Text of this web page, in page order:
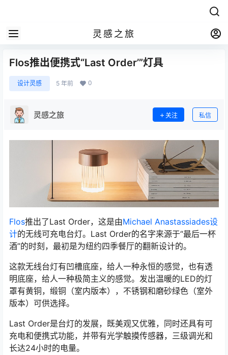
灵感之旅
Flos推出便携式“Last Order’”灯具
设计灵感 5 年前 0
灵感之旅 关注 私信
Flos推出了Last Order，这是由Michael Anastassiades设
计的无线可充电台灯。Last Order的名字来源于“最后一杯
酒”的时刻，最初是为纽约四季餐厅的翻新设计的。
这款无线台灯有凹槽底座，给人一种永恒的感觉，也有透
明底座，给人一种极简主义的感觉。发出温暖的LED的灯
罩有黄铜，缎铜（室内版本），不锈钢和磨砂绿色（室外
版本）可供选择。
Last Order是台灯的发展，既美观又优雅，同时还具有可
充电和便携式功能，并带有光学触摸传感器，三级调光和
长达24小时的电量。